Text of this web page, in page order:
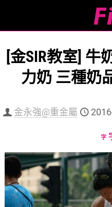
[金SIR教室] 牛
力奶 三種奶
金永強@重金屬
字